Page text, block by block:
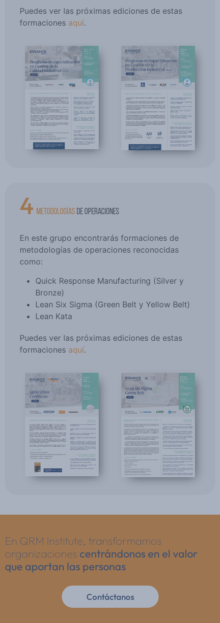
Puedes ver las próximas ediciones de estas
formaciones aquí.
4 METODOLOGÍAS DE OPERACIONES
En este grupo encontrarás formaciones de
metodologías de operaciones reconocidas
como:
Quick Response Manufacturing (Silver y
Bronze)
Lean Six Sigma (Green Belt y Yellow Belt)
Lean Kata
Puedes ver las próximas ediciones de estas
formaciones aquí.
En QRM Institute, transformamos
organizaciones centrándonos en el valor
que aportan las personas
Contáctanos